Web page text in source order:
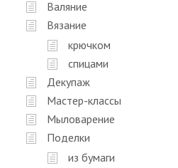
Валяние
Вязание
крючком
спицами
Декупаж
Мастер-классы
Мыловарение
Поделки
из бумаги